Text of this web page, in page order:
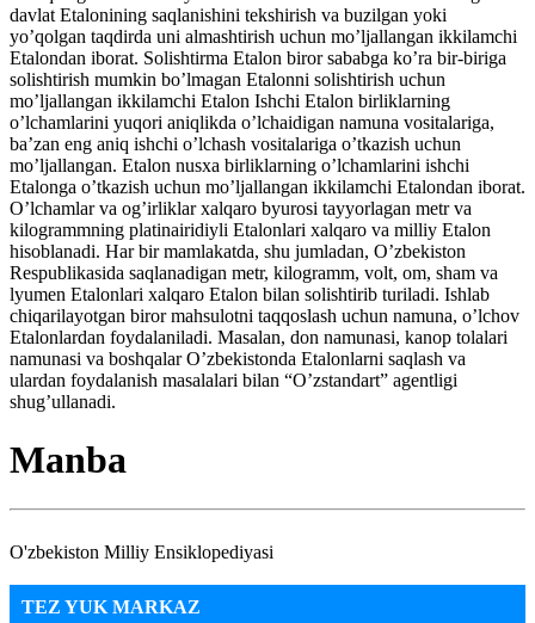
davlat Etalonining saqlanishini tekshirish va buzilgan yoki
yo’qolgan taqdirda uni almashtirish uchun mo’ljallangan ikkilamchi
Etalondan iborat. Solishtirma Etalon biror sababga ko’ra bir-biriga
solishtirish mumkin bo’lmagan Etalonni solishtirish uchun
mo’ljallangan ikkilamchi Etalon Ishchi Etalon birliklarning
o’lchamlarini yuqori aniqlikda o’lchaidigan namuna vositalariga,
ba’zan eng aniq ishchi o’lchash vositalariga o’tkazish uchun
mo’ljallangan. Etalon nusxa birliklarning o’lchamlarini ishchi
Etalonga o’tkazish uchun mo’ljallangan ikkilamchi Etalondan iborat.
O’lchamlar va og’irliklar xalqaro byurosi tayyorlagan metr va
kilogrammning platinairidiyli Etalonlari xalqaro va milliy Etalon
hisoblanadi. Har bir mamlakatda, shu jumladan, O’zbekiston
Respublikasida saqlanadigan metr, kilogramm, volt, om, sham va
lyumen Etalonlari xalqaro Etalon bilan solishtirib turiladi. Ishlab
chiqarilayotgan biror mahsulotni taqqoslash uchun namuna, o’lchov
Etalonlardan foydalaniladi. Masalan, don namunasi, kanop tolalari
namunasi va boshqalar O’zbekistonda Etalonlarni saqlash va
ulardan foydalanish masalalari bilan “O’zstandart” agentligi
shug’ullanadi.
Manba
O'zbekiston Milliy Ensiklopediyasi
TEZ YUK MARKAZ